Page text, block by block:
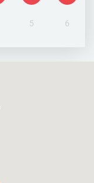
5 6